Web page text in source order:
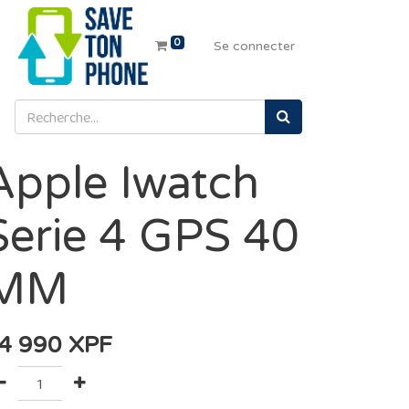
0 Se connecter
Iwatch
4 GPS 40
990 XPF